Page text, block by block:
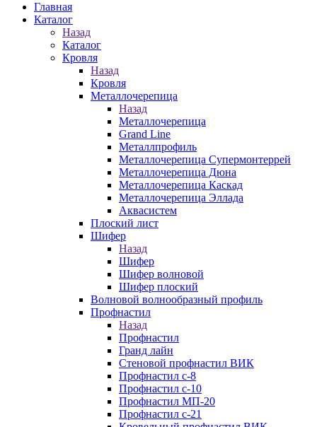
Главная
Каталог
Назад
Каталог
Кровля
Назад
Кровля
Металлочерепица
Назад
Металлочерепица
Grand Line
Металлпрофиль
Металлочерепица Супермонтеррей
Металлочерепица Дюна
Металлочерепица Каскад
Металлочерепица Эллада
Аквасистем
Плоский лист
Шифер
Назад
Шифер
Шифер волновой
Шифер плоский
Волновой волнообразный профиль
Профнастил
Назад
Профнастил
Гранд лайн
Стеновой профнастил ВИК
Профнастил с-8
Профнастил с-10
Профнастил МП-20
Профнастил с-21